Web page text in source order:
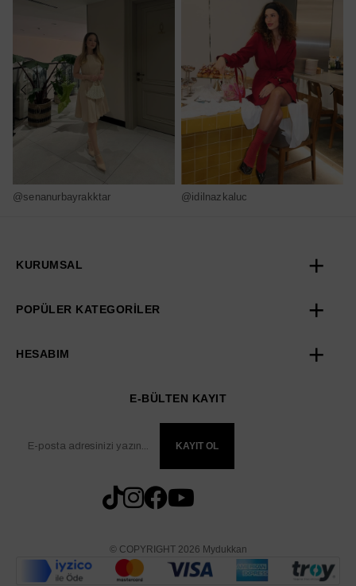
@senanurbayrakktar @idilnazkaluc
KURUMSAL
POPÜLER KATEGORİLER
HESABIM
E-BÜLTEN KAYIT
KAYIT OL
© COPYRIGHT 2026 Mydukkan